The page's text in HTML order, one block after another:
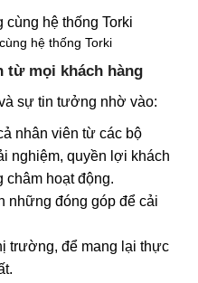
hệ thống Torki
từ mọi khách hàng
sự tin tưởng nhờ vào:
nhân viên từ các bộ
nghiệm, quyền lợi khách
châm hoạt động.
những đóng góp để cải
trường, để mang lại thực